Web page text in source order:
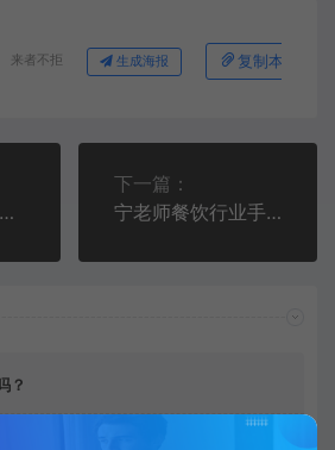
来者不拒 生成海报 复制本文链接
大木子2023带货主播系统课，主播能力提升训练营，主播带货必修课
下一篇：
宁老师餐饮行业手机绿幕直播课程，高清手机绿幕直播搭建教程，直播场景拍摄
？